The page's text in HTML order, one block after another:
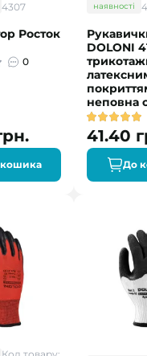
4307
Росток
0
наявності
DOLONI
неповна
41.40
До